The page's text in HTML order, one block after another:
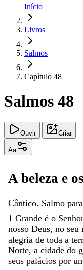
Início
Livros
Salmos
Capítulo 48
Salmos 48
Ouvir Criar
Aa
A beleza e os
Cântico. Salmo para
1 Grande é o
nosso Deus, no seu
alegria de toda a
Norte, a cidade do
seus palácios por